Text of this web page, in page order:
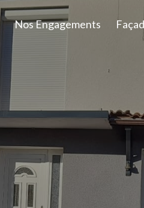
Nos Engagements